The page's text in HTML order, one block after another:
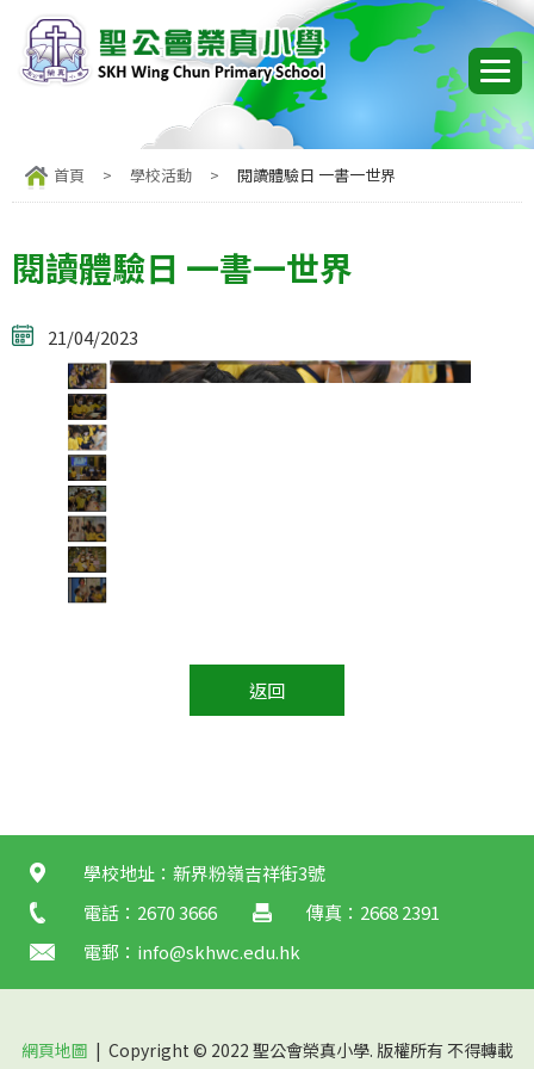
首頁 > 學校活動 > 閱讀體驗日 一書一世界
閱讀體驗日 一書一世界
21/04/2023
返回
學校地址：新界粉嶺吉祥街3號
電話：2670 3666
傳真：2668 2391
電郵： info@skhwc.edu.hk
網頁地圖 | Copyright © 2022 聖公會榮真小學. 版權所有 不得轉載